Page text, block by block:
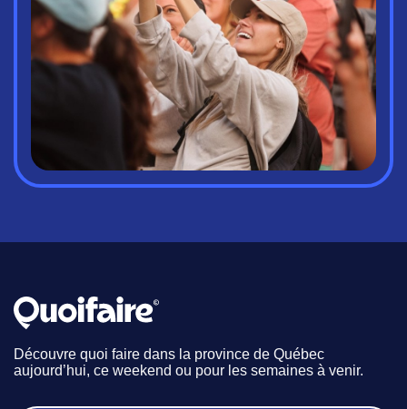
Découvre quoi faire dans la province de Québec
aujourd’hui, ce weekend ou pour les semaines à venir.